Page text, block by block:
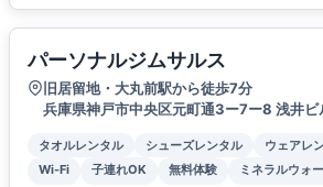
パーソナルジムサルス
旧居留地・大丸前駅から徒歩7分
兵庫県神戸市中央区元町通3ー7ー8 浅井ビ
タオルレンタル シューズレンタル ウェアレ
Wi-Fi
子連れOK 無料体験 ミネラルウォ